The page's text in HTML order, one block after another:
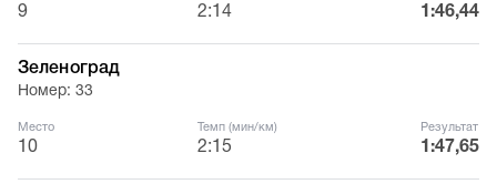
9 2:14 1:46,44
Зеленоград
Номер: 33
Место
10
Темп (мин/км)
2:15
Результат
1:47,65